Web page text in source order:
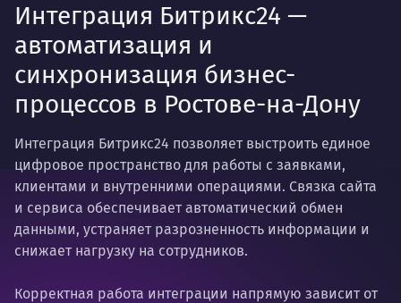
Интеграция Битрикс24 —
автоматизация и
синхронизация бизнес-
процессов в Ростове-на-Дону
Интеграция Битрикс24 позволяет выстроить единое
цифровое пространство для работы с заявками,
клиентами и внутренними операциями. Связка сайта
и сервиса обеспечивает автоматический обмен
данными, устраняет разрозненность информации и
снижает нагрузку на сотрудников.
Корректная работа интеграции напрямую зависит от